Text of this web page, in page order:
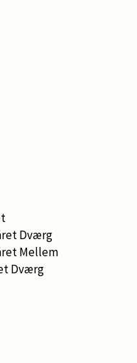
Dværg
Mellem
Dværg